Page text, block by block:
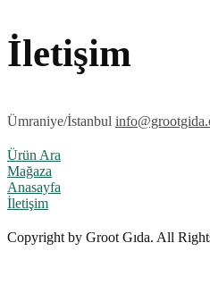
İletişim
Ümraniye/İstanbul
Ürün Ara
Mağaza
Anasayfa
İletişim
Copyright by Groot Gıda. All